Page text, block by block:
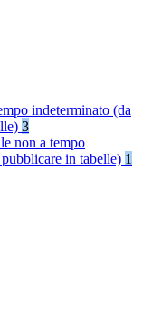
indeterminato (da
3
non a tempo
in tabelle) 1